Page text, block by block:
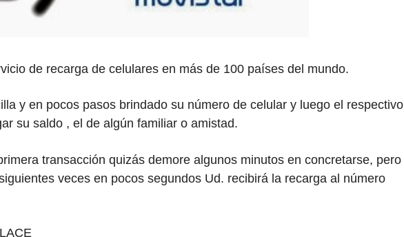
de recarga de celulares en más de 100 países del mundo.
y en pocos pasos brindado su número de celular y luego el respectivo
su saldo , el de algún familiar o amistad.
transacción quizás demore algunos minutos en concretarse, pero
veces en pocos segundos Ud. recibirá la recarga al número